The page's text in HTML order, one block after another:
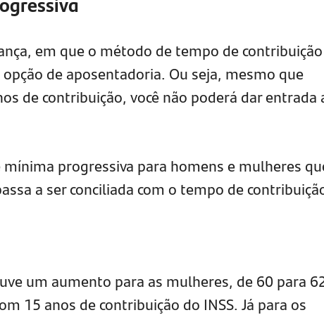
em que o método de tempo de
de aposentadoria. Ou seja, mesmo que
de contribuição, você não poderá dar entrada
progressiva para homens e mulheres
a ser conciliada com o tempo de
um aumento para as mulheres, de 60 para
15 anos de contribuição do INSS. Já para os